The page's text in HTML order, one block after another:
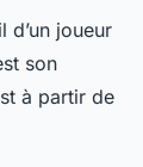
d’un joueur
son
à partir de